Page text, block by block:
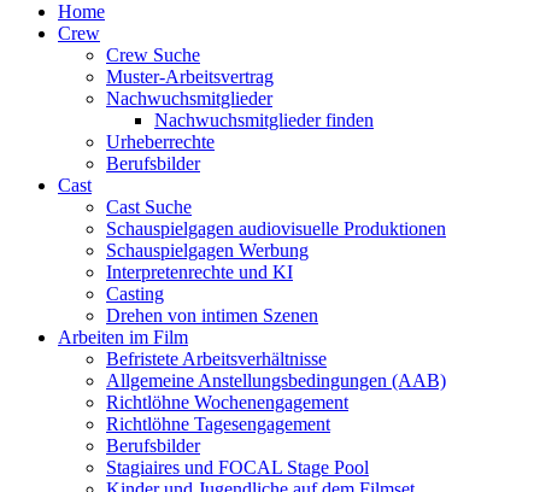
Home
Crew
Crew Suche
Muster-Arbeitsvertrag
Nachwuchsmitglieder
Nachwuchsmitglieder finden
Urheberrechte
Berufsbilder
Cast
Cast Suche
Schauspielgagen audiovisuelle Produktionen
Schauspielgagen Werbung
Interpretenrechte und KI
Casting
Drehen von intimen Szenen
Arbeiten im Film
Befristete Arbeitsverhältnisse
Allgemeine Anstellungsbedingungen (AAB)
Richtlöhne Wochenengagement
Richtlöhne Tagesengagement
Berufsbilder
Stagiaires und FOCAL Stage Pool